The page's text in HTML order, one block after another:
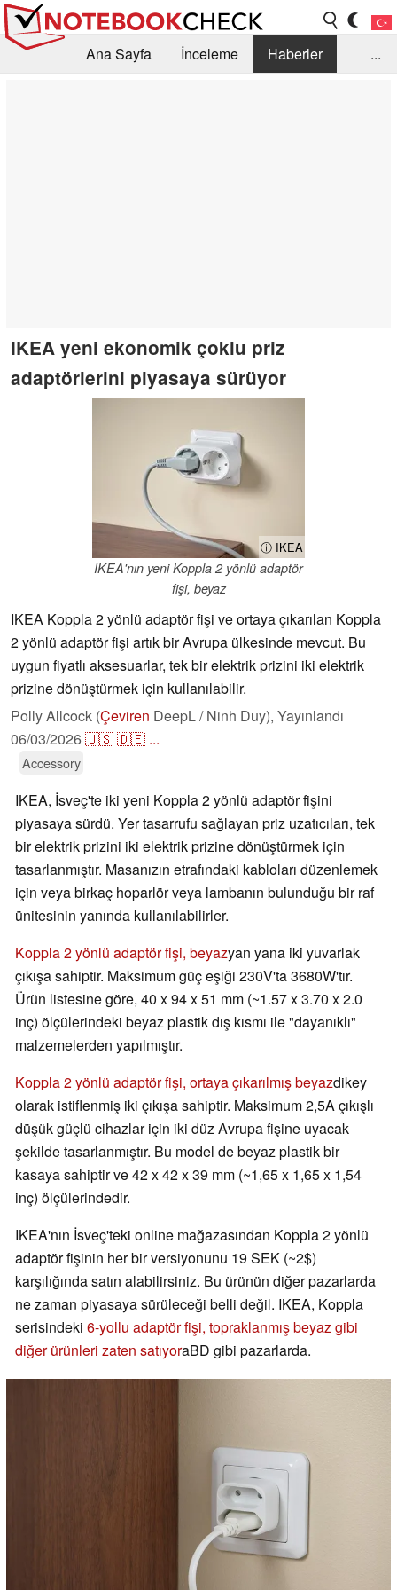
Ana Sayfa İnceleme
Haberler
...
IKEA yeni ekonomik çoklu priz
adaptörlerini piyasaya sürüyor
ⓘ IKEA
IKEA'nın yeni Koppla 2 yönlü adaptör
fişi, beyaz
IKEA Koppla 2 yönlü adaptör fişi ve ortaya çıkarılan Koppla
2 yönlü adaptör fişi artık bir Avrupa ülkesinde mevcut. Bu
uygun fiyatlı aksesuarlar, tek bir elektrik prizini iki elektrik
prizine dönüştürmek için kullanılabilir.
Polly Allcock (Çeviren DeepL / Ninh Duy), Yayınlandı
06/03/2026🇺🇸🇩🇪 ...
Accessory
IKEA, İsveç'te iki yeni Koppla 2 yönlü adaptör fişini
piyasaya sürdü. Yer tasarrufu sağlayan priz uzatıcıları, tek
bir elektrik prizini iki elektrik prizine dönüştürmek için
tasarlanmıştır. Masanızın etrafındaki kabloları düzenlemek
için veya birkaç hoparlör veya lambanın bulunduğu bir raf
ünitesinin yanında kullanılabilirler.
Koppla 2 yönlü adaptör fişi, beyazyan yana iki yuvarlak
çıkışa sahiptir. Maksimum güç eşiği 230V'ta 3680W'tır.
Ürün listesine göre, 40 x 94 x 51 mm (~1.57 x 3.70 x 2.0
inç) ölçülerindeki beyaz plastik dış kısmı ile "dayanıklı"
malzemelerden yapılmıştır.
Koppla 2 yönlü adaptör fişi, ortaya çıkarılmış beyazdikey
olarak istiflenmiş iki çıkışa sahiptir. Maksimum 2,5A çıkışlı
düşük güçlü cihazlar için iki düz Avrupa fişine uyacak
şekilde tasarlanmıştır. Bu model de beyaz plastik bir
kasaya sahiptir ve 42 x 42 x 39 mm (~1,65 x 1,65 x 1,54
inç) ölçülerindedir.
IKEA'nın İsveç'teki online mağazasından Koppla 2 yönlü
adaptör fişinin her bir versiyonunu 19 SEK (~2$)
karşılığında satın alabilirsiniz. Bu ürünün diğer pazarlarda
ne zaman piyasaya sürüleceği belli değil. IKEA, Koppla
serisindeki 6-yollu adaptör fişi, topraklanmış beyaz gibi
diğer ürünleri zaten satıyoraBD gibi pazarlarda.